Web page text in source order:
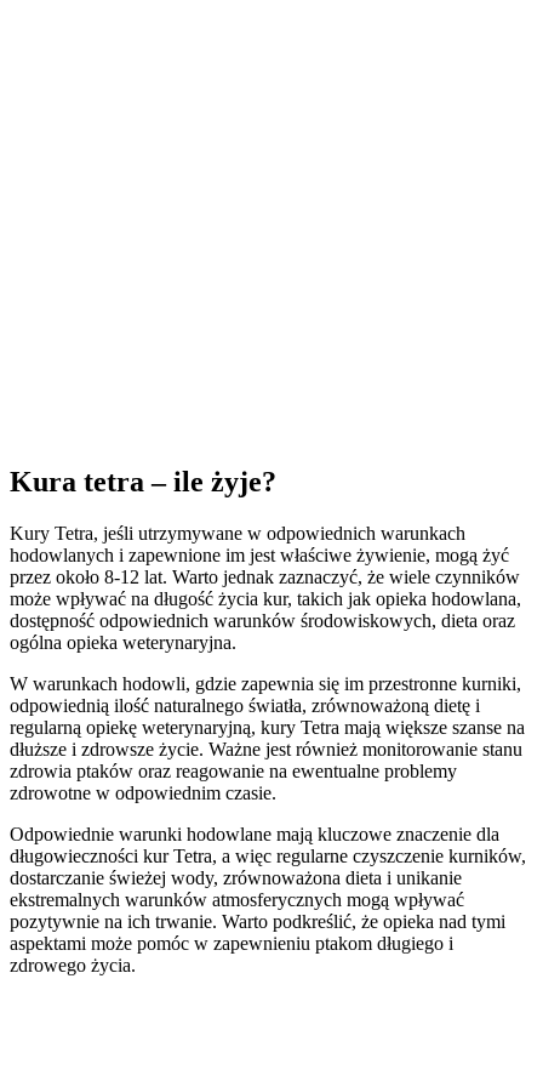
Kura tetra – ile żyje?
Kury Tetra, jeśli utrzymywane w odpowiednich warunkach
hodowlanych i zapewnione im jest właściwe żywienie, mogą żyć
przez około 8-12 lat. Warto jednak zaznaczyć, że wiele czynników
może wpływać na długość życia kur, takich jak opieka hodowlana,
dostępność odpowiednich warunków środowiskowych, dieta oraz
ogólna opieka weterynaryjna.
W warunkach hodowli, gdzie zapewnia się im przestronne kurniki,
odpowiednią ilość naturalnego światła, zrównoważoną dietę i
regularną opiekę weterynaryjną, kury Tetra mają większe szanse na
dłuższe i zdrowsze życie. Ważne jest również monitorowanie stanu
zdrowia ptaków oraz reagowanie na ewentualne problemy
zdrowotne w odpowiednim czasie.
Odpowiednie warunki hodowlane mają kluczowe znaczenie dla
długowieczności kur Tetra, a więc regularne czyszczenie kurników,
dostarczanie świeżej wody, zrównoważona dieta i unikanie
ekstremalnych warunków atmosferycznych mogą wpływać
pozytywnie na ich trwanie. Warto podkreślić, że opieka nad tymi
aspektami może pomóc w zapewnieniu ptakom długiego i
zdrowego życia.